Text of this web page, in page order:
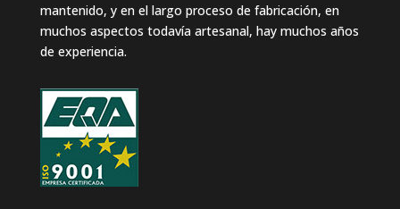
mantenido, y en el largo proceso de fabricación, en
muchos aspectos todavía artesanal, hay muchos años
de experiencia.